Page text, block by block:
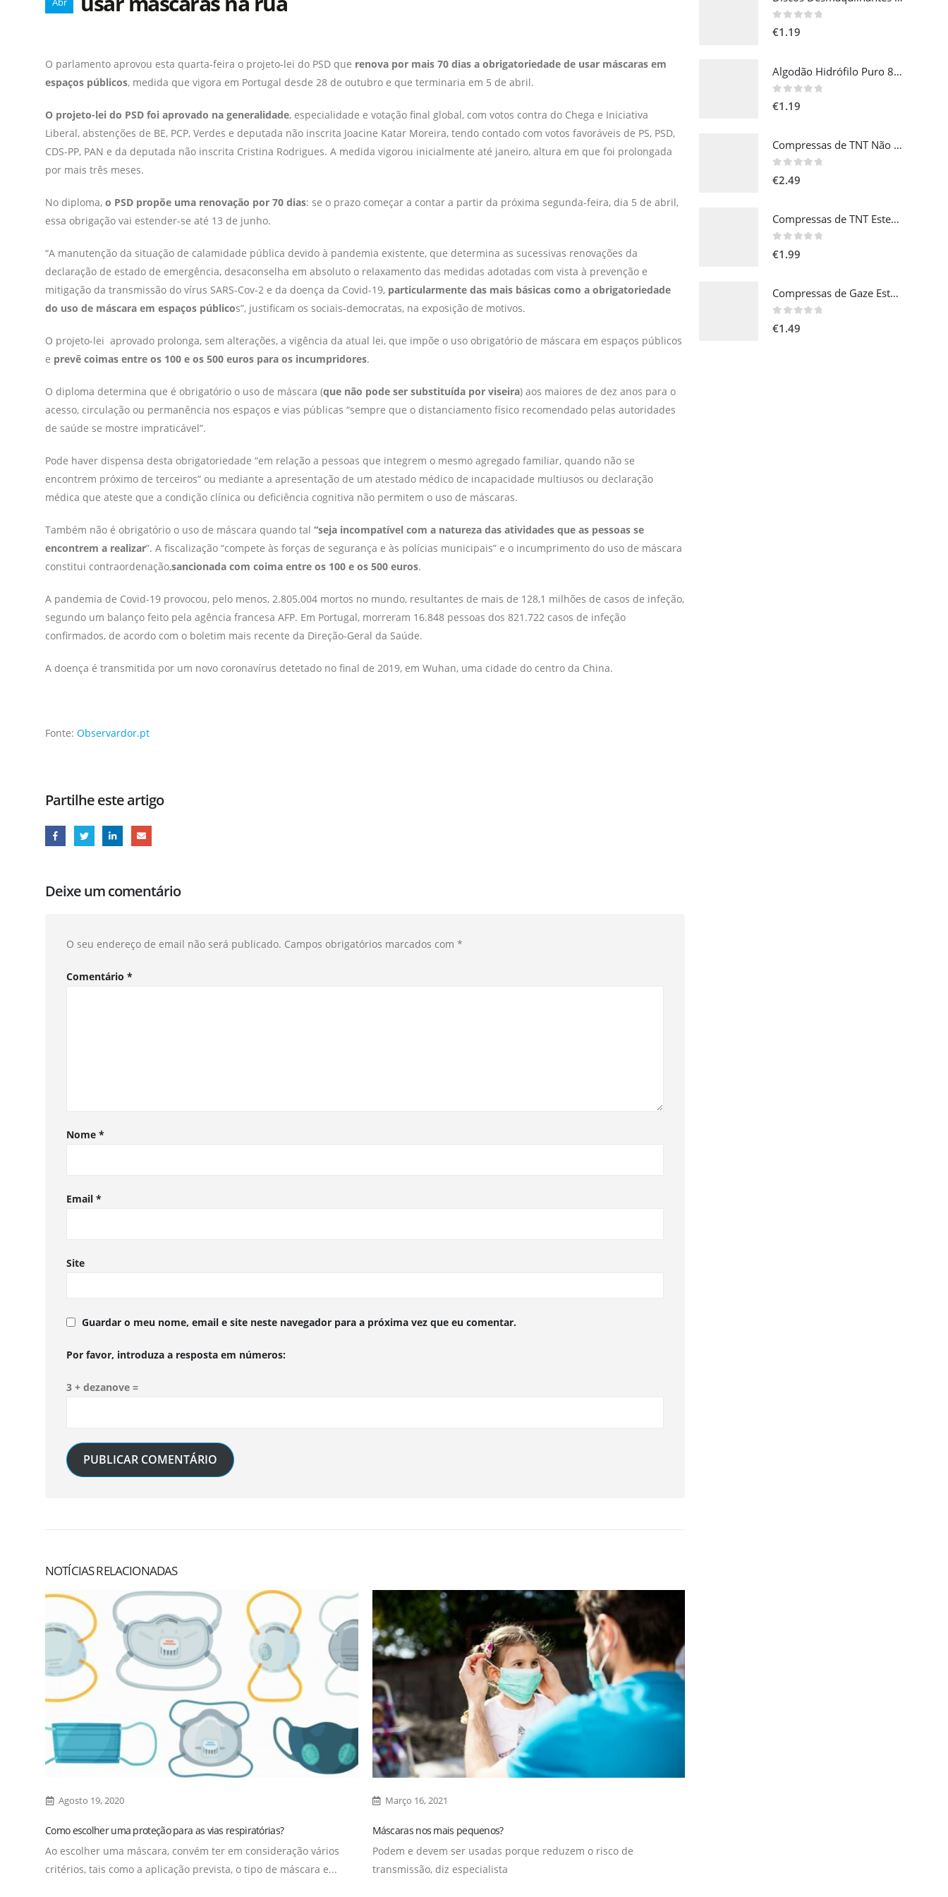
Abr
O parlamento aprovou esta quarta-feira o projeto-lei do PSD que renova por mais 70 dias a obrigatoriedade de usar máscaras em
espaços públicos, medida que vigora em Portugal desde 28 de outubro e que terminaria em 5 de abril.
O projeto-lei do PSD foi aprovado na generalidade, especialidade e votação final global, com votos contra do Chega e Iniciativa
Liberal, abstenções de BE, PCP, Verdes e deputada não inscrita Joacine Katar Moreira, tendo contado com votos favoráveis de PS, PSD,
CDS-PP, PAN e da deputada não inscrita Cristina Rodrigues. A medida vigorou inicialmente até janeiro, altura em que foi prolongada
por mais três meses.
No diploma, o PSD propõe uma renovação por 70 dias: se o prazo começar a contar a partir da próxima segunda-feira, dia 5 de abril,
essa obrigação vai estender-se até 13 de junho.
“A manutenção da situação de calamidade pública devido à pandemia existente, que determina as sucessivas renovações da
declaração de estado de emergência, desaconselha em absoluto o relaxamento das medidas adotadas com vista à prevenção e
mitigação da transmissão do vírus SARS-Cov-2 e da doença da Covid-19, particularmente das mais básicas como a obrigatoriedade
do uso de máscara em espaços públicos”, justificam os sociais-democratas, na exposição de motivos.
O projeto-lei aprovado prolonga, sem alterações, a vigência da atual lei, que impõe o uso obrigatório de máscara em espaços públicos
e prevê coimas entre os 100 e os 500 euros para os incumpridores.
O diploma determina que é obrigatório o uso de máscara (que não pode ser substituída por viseira) aos maiores de dez anos para o
acesso, circulação ou permanência nos espaços e vias públicas “sempre que o distanciamento físico recomendado pelas autoridades
de saúde se mostre impraticável”.
Pode haver dispensa desta obrigatoriedade “em relação a pessoas que integrem o mesmo agregado familiar, quando não se
encontrem próximo de terceiros” ou mediante a apresentação de um atestado médico de incapacidade multiusos ou declaração
médica que ateste que a condição clínica ou deficiência cognitiva não permitem o uso de máscaras.
Também não é obrigatório o uso de máscara quando tal “seja incompatível com a natureza das atividades que as pessoas se
encontrem a realizar”. A fiscalização “compete às forças de segurança e às polícias municipais” e o incumprimento do uso de máscara
constitui contraordenação,sancionada com coima entre os 100 e os 500 euros.
A pandemia de Covid-19 provocou, pelo menos, 2.805.004 mortos no mundo, resultantes de mais de 128,1 milhões de casos de infeção,
segundo um balanço feito pela agência francesa AFP. Em Portugal, morreram 16.848 pessoas dos 821.722 casos de infeção
confirmados, de acordo com o boletim mais recente da Direção-Geral da Saúde.
A doença é transmitida por um novo coronavírus detetado no final de 2019, em Wuhan, uma cidade do centro da China.
Fonte: Observardor.pt
Partilhe este artigo
Deixe um comentário
O seu endereço de email não será publicado. Campos obrigatórios marcados com *
Comentário *
Nome *
Email *
Site
Guardar o meu nome, email e site neste navegador para a próxima vez que eu comentar.
Por favor, introduza a resposta em números:
3 + dezanove =
NOTÍCIAS RELACIONADAS
Agosto 19, 2020
Como escolher uma proteção para as vias respiratórias?
Ao escolher uma máscara, convém ter em consideração vários
critérios, tais como a aplicação prevista, o tipo de máscara e...
Março 16, 2021
Máscaras nos mais pequenos?
Podem e devem ser usadas porque reduzem o risco de
transmissão, diz especialista
€1.19
Algodão Hidrófilo Puro 80gr
€1.19
Compressas de TNT Não Estéril 10x10cm - 100 uni
€2.49
Compressas de TNT Esteril 10x10cm - 10 uni
€1.99
Compressas de Gaze Esteril 5x5cm - 10 uni
€1.49